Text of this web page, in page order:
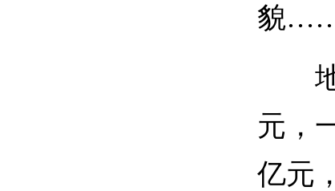
貌……
地
元，
亿元